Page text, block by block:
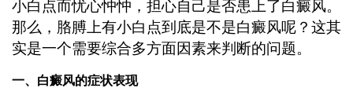
小白点而忧心忡忡，担心自己是否患上了白癜风。
那么，胳膊上有小白点到底是不是白癜风呢？这其
实是一个需要综合多方面因素来判断的问题。
一、白癜风的症状表现